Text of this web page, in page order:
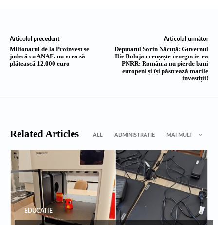
Articolul precedent
Milionarul de la Proinvest se
judecă cu ANAF: nu vrea să
plătească 12.000 euro
Articolul următor
Deputatul Sorin Năcuță: Guvernul
Ilie Bolojan reușește renegocierea
PNRR: România nu pierde bani
europeni și își păstrează marile
investiții!
Related Articles ALL ADMINISTRATIE MAI MULT
EDUCATIE